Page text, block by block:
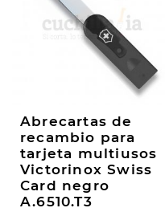
Abrecartas de
recambio para
tarjeta multiusos
Victorinox Swiss
Card negro
A.6510.T3